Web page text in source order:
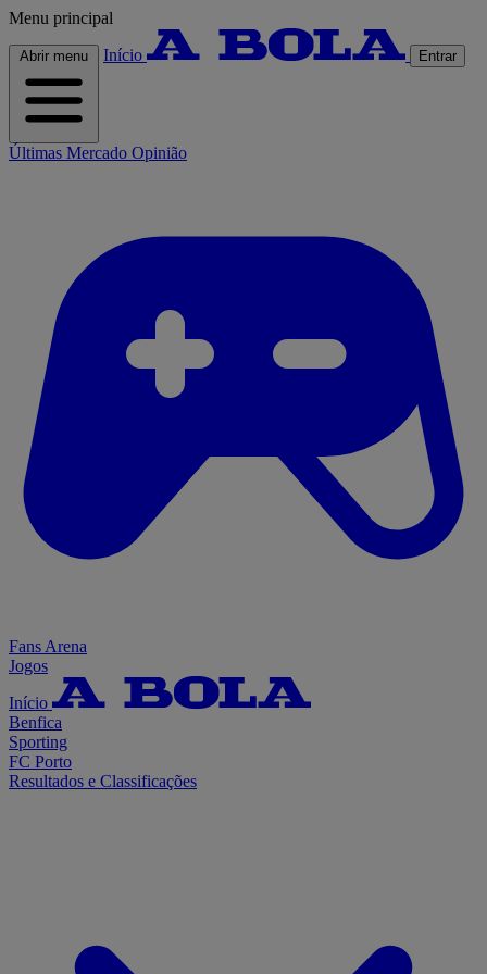
Menu principal
Abrir menu Início Entrar
Últimas Mercado Opinião
Fans Arena
Jogos
Início
Benfica
Sporting
FC Porto
Resultados e Classificações